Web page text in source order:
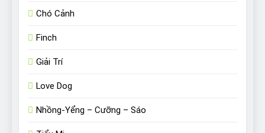
Chó Cảnh
Finch
Giải Trí
Love Dog
Nhồng-Yểng – Cưỡng – Sáo